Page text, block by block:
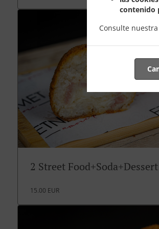
contenido
Consulte nuestra
2 Street
15.00 EUR